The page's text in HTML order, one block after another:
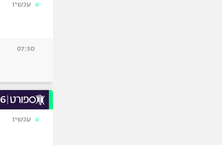
עכשיו
07:50
עכשיו